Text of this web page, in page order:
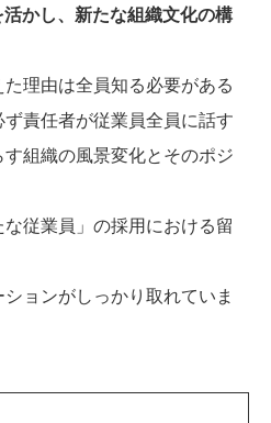
かし、新たな組織文化の構
理由は全員知る必要がある
責任者が従業員全員に話す
組織の風景変化とそのポジ
従業員」の採用における留
ョンがしっかり取れていま